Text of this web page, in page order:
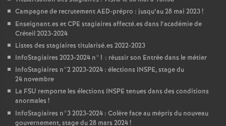
Campagne de recrutementAED-prépro : jusqu’au 28 mai 2023!
Enseignant.es etCPE stagiaires affecté.es dans l’académie de
Créteil 2023-2024
Listes des stagiaires titularisé.es 2022-2023
InfoStagiaires 2023-2024 n°1 : réussir son Entrée dans le métier
InfoStagiaires n°2 2023-2024 : élections INSPE, stage du
24 novembre
La FSU remporte les élections INSPE tenues dans des conditions
anormales !
InfoStagiaires n°3 2023-2024 : Colère face au mépris du nouveau
gouvernement, stage du 28 mars 2024!